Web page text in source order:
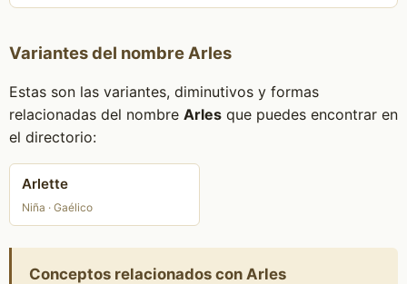
Variantes del nombre Arles
Estas son las variantes, diminutivos y formas
relacionadas del nombre Arlesque puedes encontrar en
el directorio:
Arlette
Niña · Gaélico
Conceptos relacionados con Arles